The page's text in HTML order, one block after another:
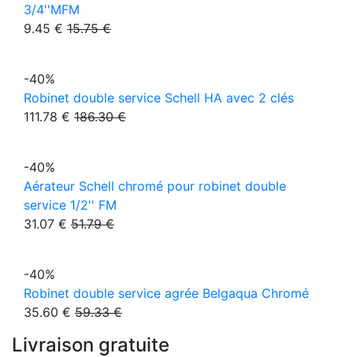
3/4''MFM
9.45 € 15.75 €
-40%
Robinet double service Schell HA avec 2 clés
111.78 € 186.30 €
-40%
Aérateur Schell chromé pour robinet double
service 1/2'' FM
31.07 € 51.79 €
-40%
Robinet double service agrée Belgaqua Chromé
35.60 € 59.33 €
Livraison gratuite